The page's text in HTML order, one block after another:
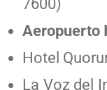
7600)
Aeropuerto
Hotel
La Voz del